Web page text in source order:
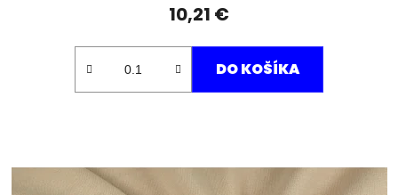
10,21 €
DO KOŠÍKA